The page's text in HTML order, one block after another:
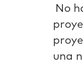
No
una